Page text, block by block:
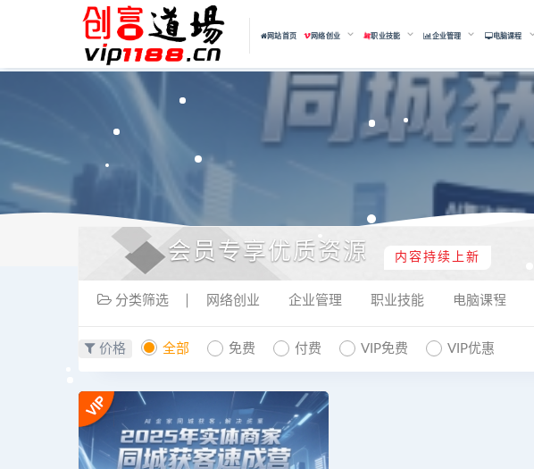
网站首页 网络创业 职业技能 企业管理 电脑课程
会员专享优质资源 内容持续上新
分类筛选 网络创业 企业管理 职业技能 电脑课程
价格 全部 免费 付费 VIP免费 VIP优惠